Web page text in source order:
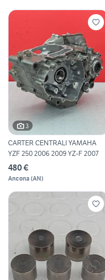
3
CARTER CENTRALI YAMAHA
YZF 250 2006 2009 YZ-F 2007
480 €
Ancona (AN)